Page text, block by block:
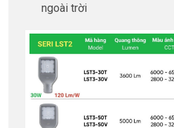
ngoài trời